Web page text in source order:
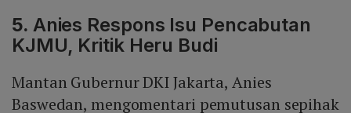
5. Anies Respons Isu Pencabutan
KJMU, Kritik Heru Budi
Mantan Gubernur DKI Jakarta, Anies
Baswedan, mengomentari pemutusan sepihak